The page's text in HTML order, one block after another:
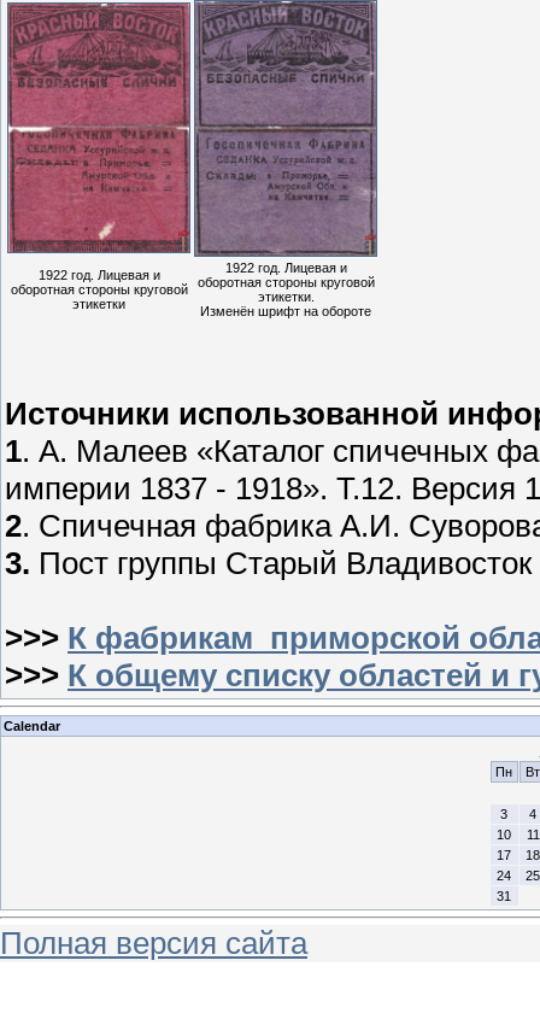
1922 год. Лицевая и
оборотная стороны круговой
этикетки
1922 год. Лицевая и
оборотная стороны круговой
этикетки.
Изменён шрифт на обороте
Источники использованной
1. А. Малеев «Каталог спичечных
империи 1837 - 1918». Т.12. Версия
2. Спичечная фабрика А.И.
3. Пост группы Старый Владивосток
>>> К фабрикам приморской
>>> К общему списку областей и
Calendar
Пн
Вт
3
4
10
11
17
18
24
25
31
Полная версия сайта